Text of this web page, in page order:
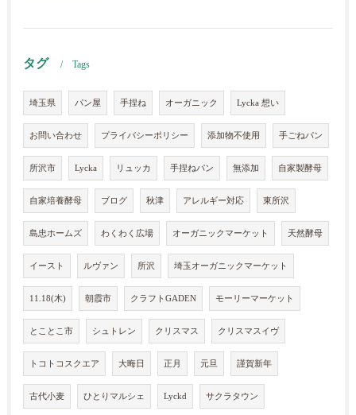
タグ Tags
埼玉県 パン屋 手捏ね オーガニック Lycka 想い
お問い合わせ プライバシーポリシー 添加物不使用 手ごねパン
所沢市 Lycka リュッカ 手捏ねパン 無添加 自家製酵母
自家培養酵母 ブログ 秋津 アレルギー対応 東所沢
島忠ホームズ わくわく広場 オーガニックマーケット 天然酵母
イースト ルヴァン 所沢 埼玉オーガニックマーケット
11.18(木) 朝霞市 クラフトGADEN モーリーマーケット
とことこ市 シュトレン クリスマス クリスマスイヴ
トコトコスクエア 大晦日 正月 元旦 謹賀新年
古代小麦 ひとりマルシェ Lyckd サクラタウン